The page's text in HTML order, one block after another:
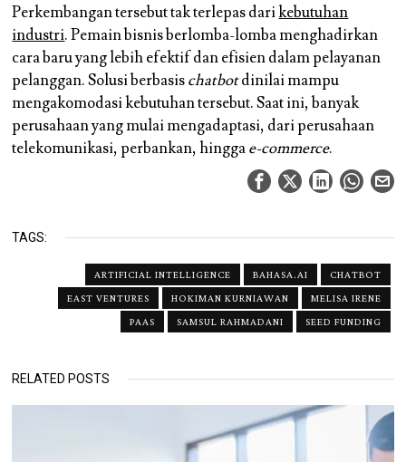
Perkembangan tersebut tak terlepas darikebutuhan
industri. Pemain bisnis berlomba-lomba menghadirkan
cara baru yang lebih efektif dan efisien dalam pelayanan
pelanggan. Solusi berbasischatbotdinilai mampu
mengakomodasi kebutuhan tersebut. Saat ini, banyak
perusahaan yang mulai mengadaptasi, dari perusahaan
telekomunikasi, perbankan, hinggae-commerce.
TAGS:
ARTIFICIAL INTELLIGENCE BAHASA.AI
CHATBOT
EAST VENTURES
HOKIMAN KURNIAWAN
MELISA IRENE
PAAS
SAMSUL RAHMADANI SEED FUNDING
RELATED POSTS